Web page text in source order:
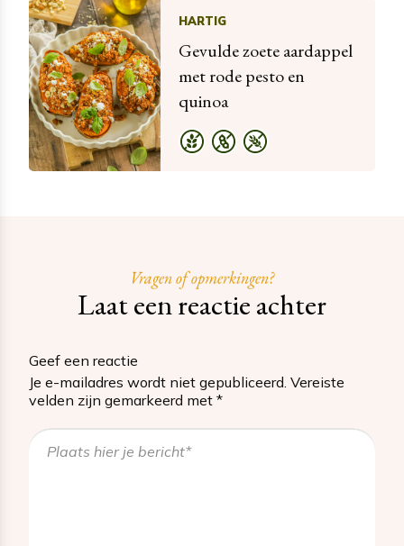
HARTIG
Gevulde zoete aardappel
met rode pesto en
quinoa
Vragen of opmerkingen?
Laat een reactie achter
Geef een reactie
Je e-mailadres wordt niet gepubliceerd. Vereiste
velden zijn gemarkeerd met *